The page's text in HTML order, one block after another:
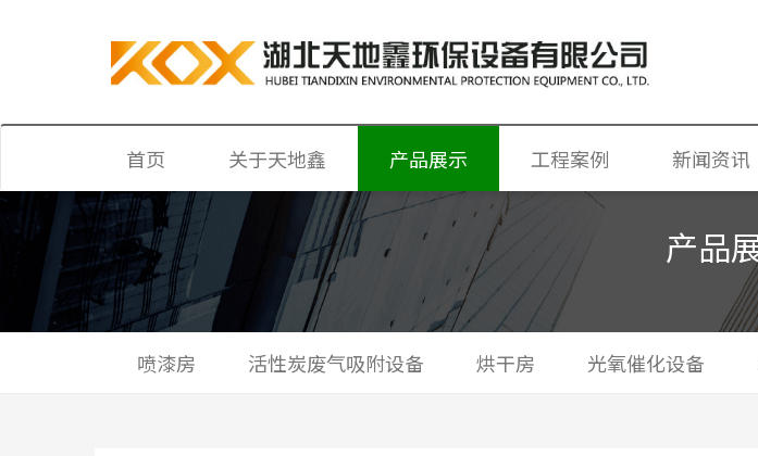
首页 关于天地鑫
公司简介
企业文化
荣誉资质
产品展示
喷漆房
活性炭废气吸附设备
光氧催化设备
水帘柜
工程案例
废气处理设备
烘干房
光氧催化设备
水帘柜
新闻资讯
产品
喷漆房 活性炭废气吸附设备 烘干房 光氧催化设备